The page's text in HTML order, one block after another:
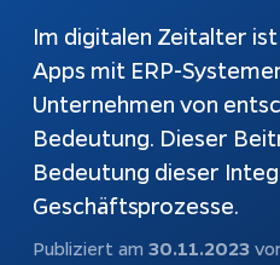
Im digitalen Zeitalter
Apps mit ERP-
Unternehmen von
Bedeutung. Dieser
Bedeutung dieser
Geschäftsprozesse.
Publiziert am 30.11.2023
Webshops
Weiterentwicklung
KI & Apps
Softwareentwicklung
Prozesse